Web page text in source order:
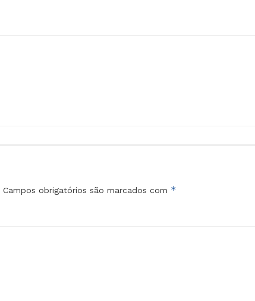
Campos obrigatórios são marcados com *